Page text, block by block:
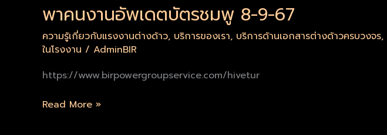
พาคนงานอัพเดตบัตรชมพู 8-9-67
ความรู้เกี่ยวกับแรงงานต่างด้าว, บริการของเรา, บริการด้านเอกสารต่างด้าวครบวงจร,
ในโรงงาน / AdminBIR
https://www.birpowergroupservice.com/hivetur
พา
งาน
อัพเดต
บัตร
8-
Read More »